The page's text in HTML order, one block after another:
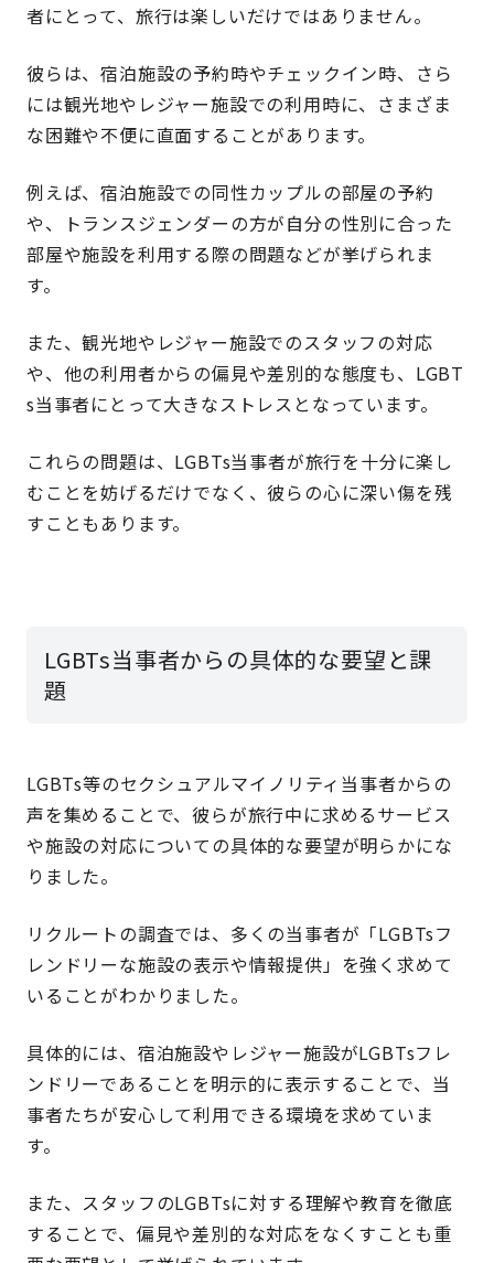
者にとって、旅行は楽しいだけではありません。
彼らは、宿泊施設の予約時やチェックイン時、さら
には観光地やレジャー施設での利用時に、さまざま
な困難や不便に直面することがあります。
例えば、宿泊施設での同性カップルの部屋の予約
や、トランスジェンダーの方が自分の性別に合った
部屋や施設を利用する際の問題などが挙げられま
す。
また、観光地やレジャー施設でのスタッフの対応
や、他の利用者からの偏見や差別的な態度も、LGBT
s当事者にとって大きなストレスとなっています。
これらの問題は、LGBTs当事者が旅行を十分に楽し
むことを妨げるだけでなく、彼らの心に深い傷を残
すこともあります。
LGBTs当事者からの具体的な要望と課
題
LGBTs等のセクシュアルマイノリティ当事者からの
声を集めることで、彼らが旅行中に求めるサービス
や施設の対応についての具体的な要望が明らかにな
りました。
リクルートの調査では、多くの当事者が「LGBTsフ
レンドリーな施設の表示や情報提供」を強く求めて
いることがわかりました。
具体的には、宿泊施設やレジャー施設がLGBTsフレ
ンドリーであることを明示的に表示することで、当
事者たちが安心して利用できる環境を求めていま
す。
また、スタッフのLGBTsに対する理解や教育を徹底
することで、偏見や差別的な対応をなくすことも重